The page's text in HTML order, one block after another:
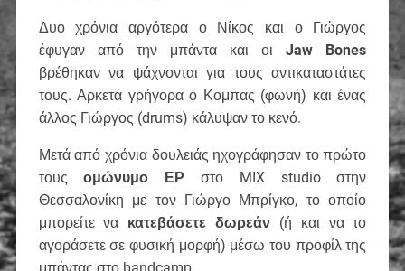
Δυο χρόνια αργότερα ο Νίκος και ο Γιώργος
έφυγαν από την μπάντα και οιJaw Bones
βρέθηκαν να ψάχνονται για τους αντικαταστάτες
τους.Αρκετά γρήγορα ο Κομπας (φωνή) και ένας
άλλος Γιώργος (drums) κάλυψαν το κενό.
Μετά από χρόνια δουλειάς ηχογράφησαν το πρώτο
τουςομώνυμο ΕΡ στο MIX studio στην
Θεσσαλονίκη με τον Γιώργο Μπρίγκο, το οποίο
μπορείτε να κατεβάσετε δωρεάν (ή και να το
αγοράσετε σε φυσική μορφή) μέσω του προφίλ της